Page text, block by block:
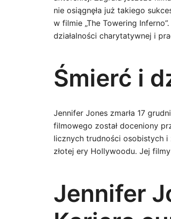
nie osiągnęła już takiego
w filmie „The Towering
działalności charytatywnej i
Śmierć i
Jennifer Jones zmarła 17
filmowego został doceniony
licznych trudności osobistych
złotej ery Hollywoodu. Jej
Jennifer